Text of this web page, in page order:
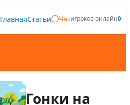
ГлавнаяСтатьи Чатигроков онлайн0
Гонки на